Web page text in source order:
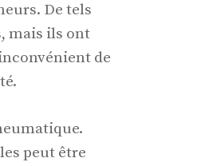
De tels
mais ils ont
de
peut être